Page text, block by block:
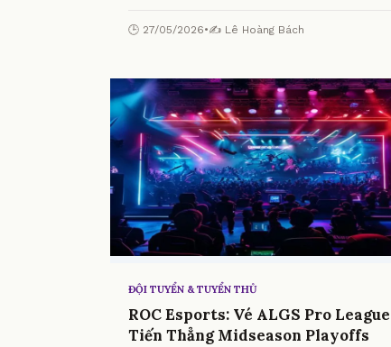
Quân? từ chuyên gia.
🕒 27/05/2026•✍️ Lê Hoàng Bách
ĐỘI TUYỂN & TUYỂN THỦ
ROC Esports: Vé ALGS Pro
Tiến Thẳng Midseason Playoffs